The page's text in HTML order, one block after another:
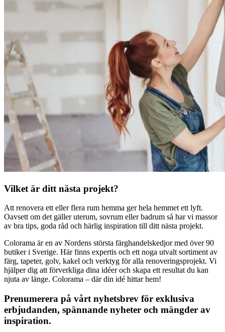
Vilket är ditt nästa projekt?
Att renovera ett eller flera rum hemma ger hela hemmet ett lyft.
Oavsett om det gäller uterum, sovrum eller badrum så har vi massor
av bra tips, goda råd och härlig inspiration till ditt nästa projekt.
Colorama är en av Nordens största färghandelskedjor med över 90
butiker i Sverige. Här finns expertis och ett noga utvalt sortiment av
färg, tapeter, golv, kakel och verktyg för alla renoveringsprojekt. Vi
hjälper dig att förverkliga dina idéer och skapa ett resultat du kan
njuta av länge. Colorama – där din idé hittar hem!
Prenumerera på vårt nyhetsbrev för exklusiva
erbjudanden, spännande nyheter och mängder av
inspiration.